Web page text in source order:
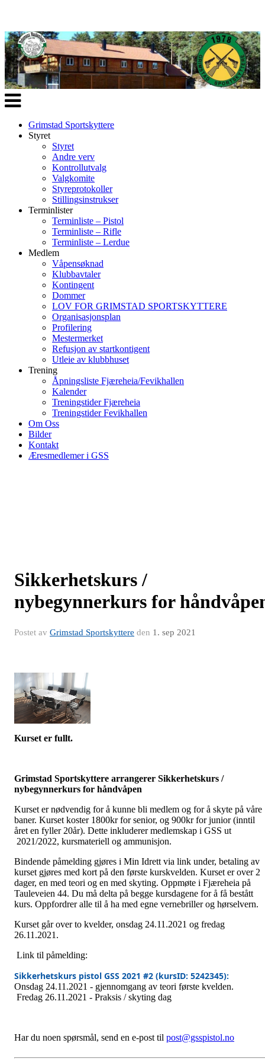
Veksle
navigasjon
Grimstad Sportskyttere
Styret
Styret
Andre verv
Kontrollutvalg
Valgkomite
Styreprotokoller
Stillingsinstrukser
Terminlister
Terminliste – Pistol
Terminliste – Rifle
Terminliste – Lerdue
Medlem
Våpensøknad
Klubbavtaler
Kontingent
Dommer
LOV FOR GRIMSTAD SPORTSKYTTERE
Organisasjonsplan
Profilering
Mestermerket
Refusjon av startkontigent
Utleie av klubbhuset
Trening
Åpningsliste Fjæreheia/Fevikhallen
Kalender
Treningstider Fjæreheia
Treningstider Fevikhallen
Om Oss
Bilder
Kontakt
Æresmedlemer i GSS
Sikkerhetskurs /
nybegynnerkurs for
Postet av Grimstad Sportskyttere den 1. sep 2021
Kurset er fullt.
Grimstad Sportskyttere arrangerer Sikkerhetskurs /
nybegynnerkurs for håndvåpen
Kurset er nødvendig for å kunne bli medlem og for å skyte på våre
baner. Kurset koster 1800kr for senior, og 900kr for junior (inntil
året en fyller 20år). Dette inkluderer medlemskap i GSS ut
2021/2022, kursmateriell og ammunisjon.
Bindende påmelding gjøres i Min Idrett via link under, betaling av
kurset gjøres med kort på den første kurskvelden. Kurset er over 2
dager, en med teori og en med skyting. Oppmøte i Fjæreheia på
Tauleveien 44. Du må delta på begge kursdagene for å få bestått
kurs. Oppfordrer alle til å ha med egne vernebriller og hørselvern.
Kurset går over to kvelder, onsdag 24.11.2021 og fredag
26.11.2021.
Link til påmelding:
Sikkerhetskurs pistol GSS 2021 #2 (kursID: 5242345):
Onsdag 24.11.2021 - gjennomgang av teori første kvelden.
Fredag 26.11.2021 - Praksis / skyting dag
Har du noen spørsmål, send en e-post til post@gsspistol.no